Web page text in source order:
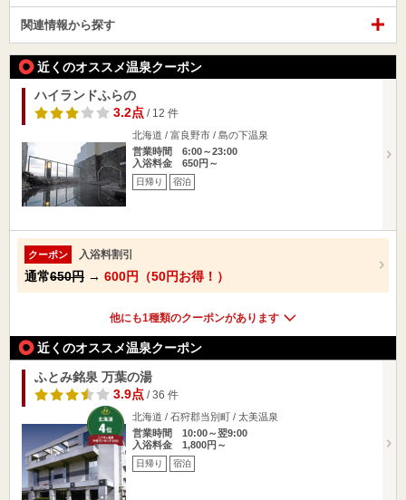
関連情報から探す
近くのオススメ温泉クーポン
ハイランドふらの
3.2点/ 12 件
北海道 / 富良野市 / 島の下温泉
営業時間 6:00～23:00
入浴料金 650円～
日帰り 宿泊
クーポン 入浴料割引
通常650円 → 600円（50円お得！）
他にも1種類のクーポンがあります
近くのオススメ温泉クーポン
ふとみ銘泉 万葉の湯
3.9点/ 36 件
北海道 / 石狩郡当別町 / 太美温泉
営業時間 10:00～翌9:00
入浴料金 1,800円～
日帰り 宿泊